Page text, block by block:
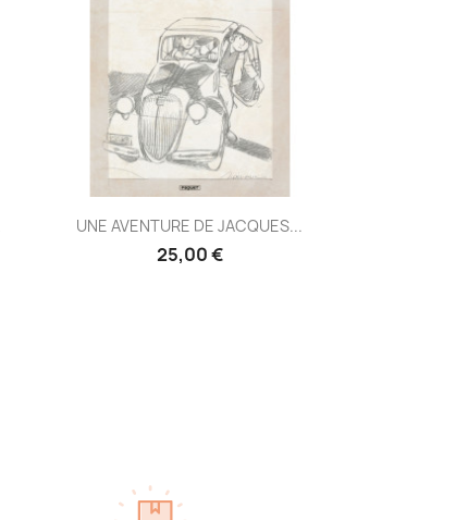
Aperçu rapide
UNE AVENTURE DE JACQUES...
25,00 €